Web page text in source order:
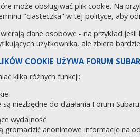
może obsługiwać plik cookie. Na
"ciasteczka" w tej polityce, aby
dane osobowe - na przykład
użytkownika, ale zbiera
COOKIE UŻYWA FORUM
kilka różnych funkcji:
niezbędne do działania Forum
wydajność
gromadzić anonimowe informacje na